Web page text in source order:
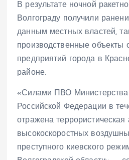
В результате ночной
Волгограду получили
данным местных властей,
производственные объекты
предприятий города в
районе.
«Силами ПВО
Российской Федерации в
отражена террористическая
высокоскоростных
преступного киевского